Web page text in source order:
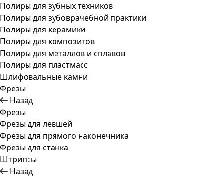
Полиры для зубных техников
Полиры для зубоврачебной практики
Полиры для керамики
Полиры для композитов
Полиры для металлов и сплавов
Полиры для пластмасс
Шлифовальные камни
Фрезы
Назад
Фрезы
Фрезы для левшей
Фрезы для прямого наконечника
Фрезы для станка
Штрипсы
Назад